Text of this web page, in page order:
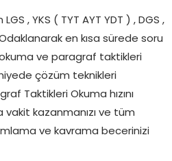
, YKS ( TYT AYT YDT ) , DGS ,
en kısa sürede soru
okuma ve paragraf taktikleri
çözüm teknikleri
Taktikleri Okuma hızını
vakit kazanmanızı ve tüm
ve kavrama becerinizi